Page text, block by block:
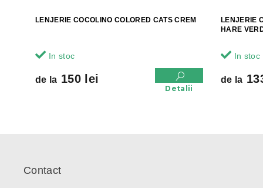
LENJERIE COCOLINO COLORED CATS CREM
In stoc
de la 150 lei
Detalii
LENJERIE
HARE
In stoc
de la
Contact